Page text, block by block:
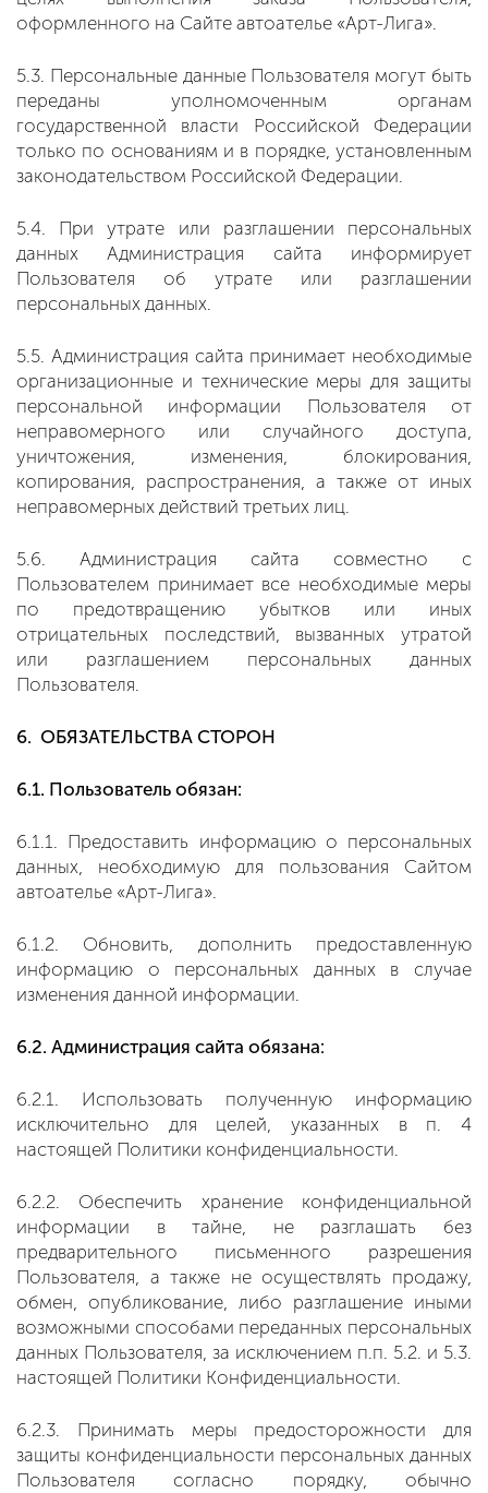
оформленного на Сайте автоателье «Арт-Лига».
5.3. Персональные данные Пользователя могут быть
переданы уполномоченным органам
государственной власти Российской Федерации
только по основаниям и в порядке, установленным
законодательством Российской Федерации.
5.4. При утрате или разглашении персональных
данных Администрация сайта информирует
Пользователя об утрате или разглашении
персональных данных.
5.5. Администрация сайта принимает необходимые
организационные и технические меры для защиты
персональной информации Пользователя от
неправомерного или случайного доступа,
уничтожения, изменения, блокирования,
копирования, распространения, а также от иных
неправомерных действий третьих лиц.
5.6. Администрация сайта совместно с
Пользователем принимает все необходимые меры
по предотвращению убытков или иных
отрицательных последствий, вызванных утратой
или разглашением персональных данных
Пользователя.
6. ОБЯЗАТЕЛЬСТВА СТОРОН
6.1. Пользователь обязан:
6.1.1. Предоставить информацию о персональных
данных, необходимую для пользования Сайтом
автоателье «Арт-Лига».
6.1.2. Обновить, дополнить предоставленную
информацию о персональных данных в случае
изменения данной информации.
6.2. Администрация сайта обязана:
6.2.1. Использовать полученную информацию
исключительно для целей, указанных в п. 4
настоящей Политики конфиденциальности.
6.2.2. Обеспечить хранение конфиденциальной
информации в тайне, не разглашать без
предварительного письменного разрешения
Пользователя, а также не осуществлять продажу,
обмен, опубликование, либо разглашение иными
возможными способами переданных персональных
данных Пользователя, за исключением п.п. 5.2. и 5.3.
настоящей Политики Конфиденциальности.
6.2.3. Принимать меры предосторожности для
защиты конфиденциальности персональных данных
Пользователя согласно порядку, обычно